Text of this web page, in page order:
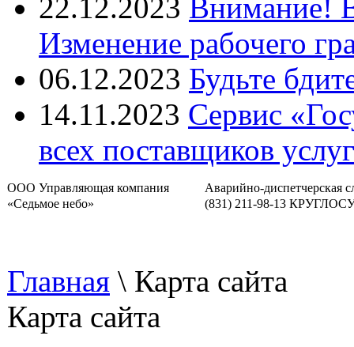
22.12.2023 Внимание!
Изменение рабочего
06.12.2023 Будьте
14.11.2023 Сервис
всех поставщиков
ООО Управляющая компания
«Седьмое небо»
Аварийно-диспетчерская
(831) 211-98-13
Главная \ Карта сайта
Карта сайта